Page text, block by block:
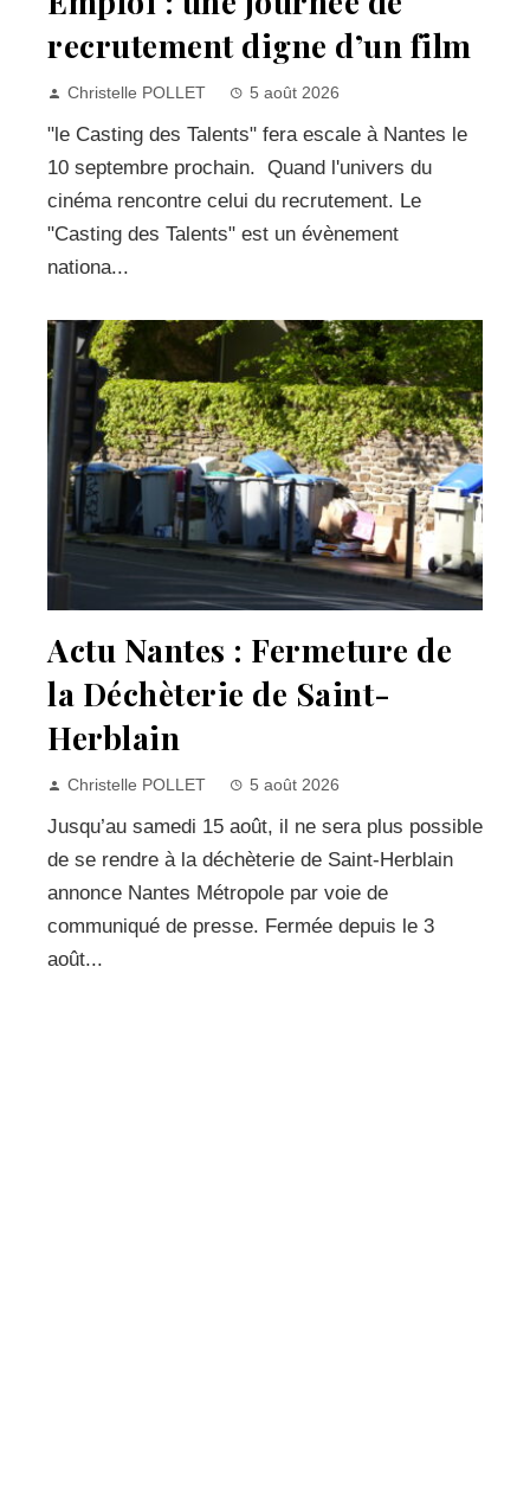
recrutement digne d’un film
Christelle POLLET 5 août 2026
"le Casting des Talents" fera escale à Nantes le
10 septembre prochain. Quand l'univers du
cinéma rencontre celui du recrutement. Le
"Casting des Talents" est un évènement
nationa...
Actu Nantes : Fermeture de
la Déchèterie de Saint-
Herblain
Christelle POLLET 5 août 2026
Jusqu’au samedi 15 août, il ne sera plus possible
de se rendre à la déchèterie de Saint-Herblain
annonce Nantes Métropole par voie de
communiqué de presse. Fermée depuis le 3
août...